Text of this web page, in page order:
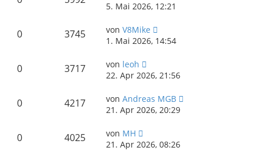
5. Mai 2026, 12:21
0 3745 von V8Mike
1. Mai 2026, 14:54
0 3717 von leoh
22. Apr 2026, 21:56
0 4217 von Andreas MGB
21. Apr 2026, 20:29
0 4025 von MH
21. Apr 2026, 08:26